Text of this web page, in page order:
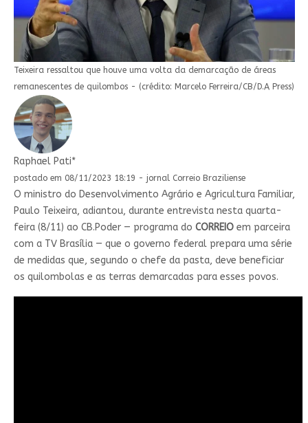
Teixeira ressaltou que houve uma volta da demarcação de áreas
remanescentes de quilombos - (crédito: Marcelo Ferreira/CB/D.A Press)
Raphael Pati*
postado em 08/11/2023 18:19 - jornal Correio Braziliense
O ministro do Desenvolvimento Agrário e Agricultura Familiar,
Paulo Teixeira, adiantou, durante entrevista nesta quarta-
feira (8/11) ao CB.Poder — programa do CORREIOem parceira
com a TV Brasília — que o governo federal prepara uma série
de medidas que, segundo o chefe da pasta, deve beneficiar
os quilombolas e as terras demarcadas para esses povos.